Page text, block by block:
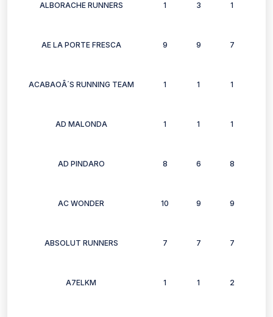
ALBORACHE RUNNERS 1 3 1
AE LA PORTE FRESCA 9 9 7
ACABAOÂ´S RUNNING TEAM 1 1 1
AD MALONDA 1 1 1
AD PINDARO 8 6 8
AC WONDER 10 9 9
ABSOLUT RUNNERS 7 7 7
A7ELKM 1 1 2